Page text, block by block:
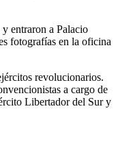
entraron a Palacio
fotografías en la oficina
revolucionarios.
a cargo de
Libertador del Sur y